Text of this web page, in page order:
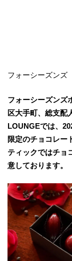
フォーシーズンズ
フォーシーズンズ
区大手町、総支配
LOUNGEでは、
限定のチョコレー
ティックではチョ
意しております。